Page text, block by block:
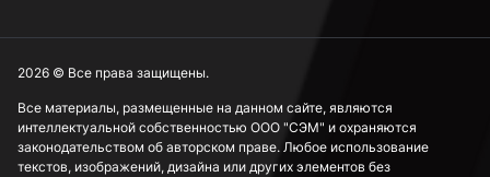
Все материалы, размещенные на данном сайте, являются
интеллектуальной собственностью ООО "СЭМ" и охраняются
законодательством об авторском праве. Любое использование
текстов, изображений, дизайна или других элементов без
2026 © Все права защищены.